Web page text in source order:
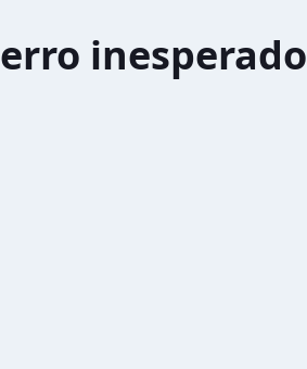
erro inesperado